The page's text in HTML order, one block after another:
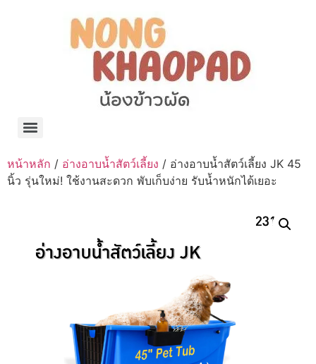
หน้าหลัก / อ่างอาบน้ำสัตว์เลี้ยง / อ่างอาบน้ำสัตว์เลี้ยง JK 45
นิ้ว รุ่นใหม่! ใช้งานสะดวก พับเก็บง่าย รับน้ำหนักได้เยอะ